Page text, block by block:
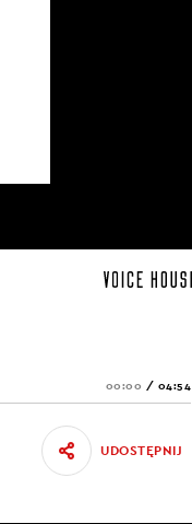
00:00 / 04:54
UDOSTĘPNIJ